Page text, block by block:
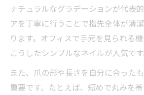
ナチュラルなグラデーションが代表
アを丁寧に行うことで指先全体が清
ります。オフィスで手元を見られる機
こうしたシンプルなネイルが人気です
また、爪の形や長さを自分に合った
重要です。たとえば、短めで丸みを